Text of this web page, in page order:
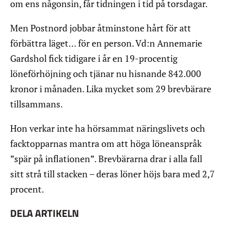
om ens någonsin, får tidningen i tid på torsdagar.
Men Postnord jobbar åtminstone hårt för att
förbättra läget… för en person. Vd:n Annemarie
Gardshol fick tidigare i år en 19-procentig
löneförhöjning och tjänar nu hisnande 842.000
kronor i månaden. Lika mycket som 29 brevbärare
tillsammans.
Hon verkar inte ha hörsammat näringslivets och
facktopparnas mantra om att höga löneanspråk
”spär på inflationen”. Brevbärarna drar i alla fall
sitt strå till stacken – deras löner höjs bara med 2,7
procent.
DELA ARTIKELN